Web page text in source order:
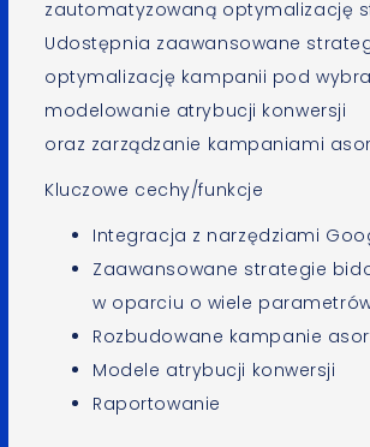
zautomatyzowaną optymalizację
Udostępnia zaawansowane
optymalizację kampanii pod
modelowanie atrybucji konwersji
oraz zarządzanie kampaniami
Kluczowe cechy/funkcje
Integracja z narzędziami
Zaawansowane strategie
w oparciu o wiele
Rozbudowane kampanie
Modele atrybucji konwersji
Raportowanie